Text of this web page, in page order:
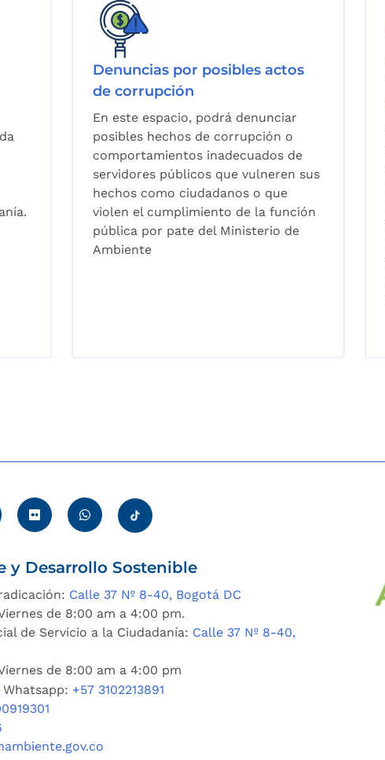
Denuncias por posibles actos
de corrupción
En este espacio, podrá denunciar
posibles hechos de corrupción o
comportamientos inadecuados de
servidores públicos que vulneren sus
hechos como ciudadanos o que
violen el cumplimiento de la función
pública por pate del Ministerio de
Ambiente
y Desarrollo Sostenible
Calle 37 Nº 8-40, Bogotá DC
de 8:00 am a 4:00 pm.
de Servicio a la Ciudadanía: Calle 37 Nº 8-40,
de 8:00 am a 4:00 pm
Whatsapp: +57 3102213891